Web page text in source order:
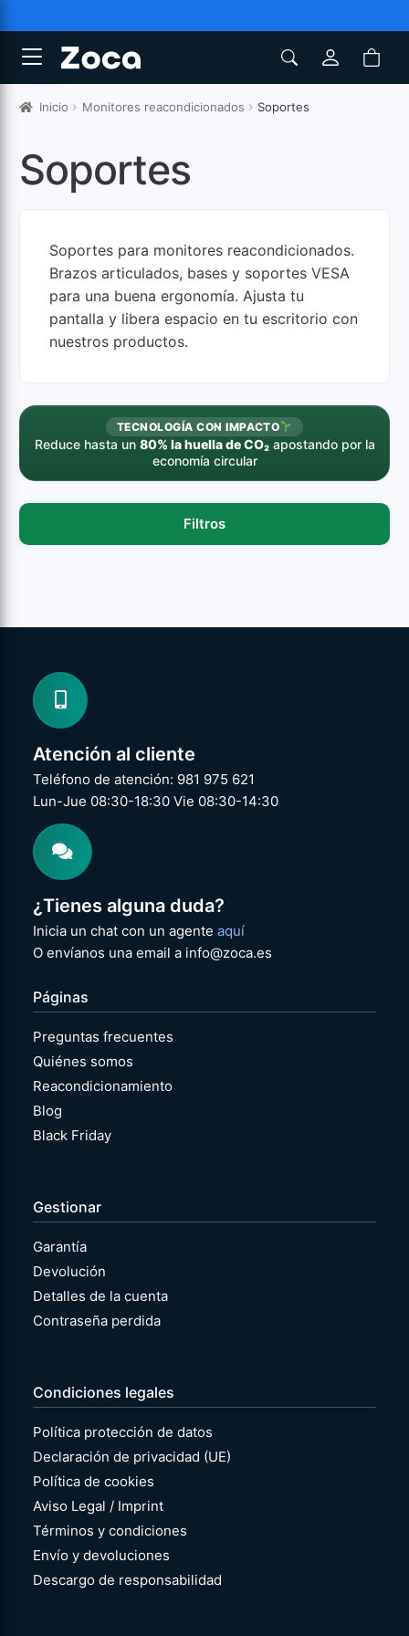
Inicio Monitores reacondicionados Soportes
Soportes
Soportes para monitores reacondicionados.
Brazos articulados, bases y soportes VESA
para una buena ergonomía. Ajusta tu
pantalla y libera espacio en tu escritorio con
nuestros productos.
TECNOLOGÍA CON IMPACTO
Reduce hasta un 80% la huella de CO₂apostando por la
economía circular
Filtros
Atención al cliente
Teléfono de atención: 981 975 621
Lun-Jue 08:30-18:30 Vie 08:30-14:30
¿Tienes alguna duda?
Inicia un chat con un agenteaquí
O envíanos una email a info@zoca.es
Páginas
Preguntas frecuentes
Quiénes somos
Reacondicionamiento
Blog
Black Friday
Gestionar
Garantía
Devolución
Detalles de la cuenta
Contraseña perdida
Condiciones legales
Política protección de datos
Declaración de privacidad (UE)
Política de cookies
Aviso Legal / Imprint
Términos y condiciones
Envío y devoluciones
Descargo de responsabilidad